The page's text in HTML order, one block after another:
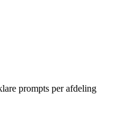
prompts per afdeling